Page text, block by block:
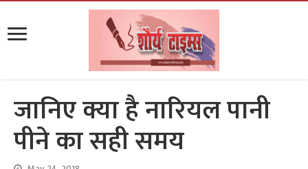
जानिए क्या है नारियल पानी
पीने का सही समय